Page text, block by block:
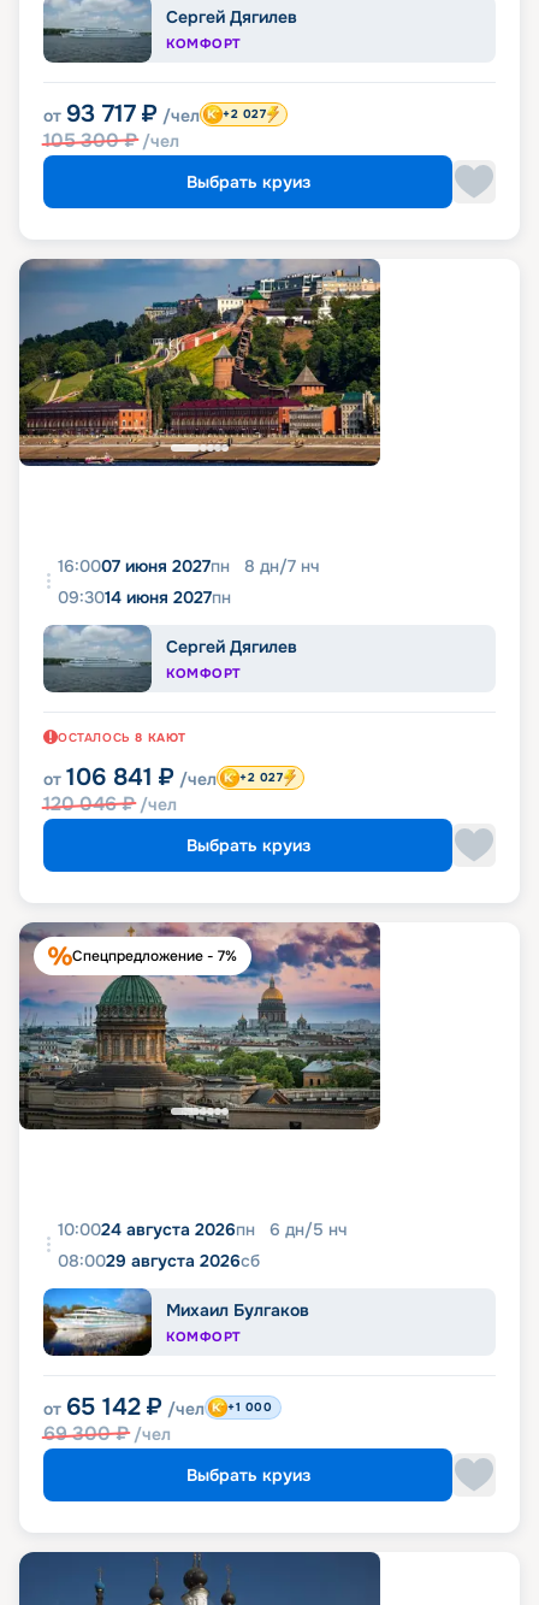
Сергей Дягилев
КОМФОРТ
от 93 717 ₽ /чел
105 300₽ /чел
+2 027
Выбрать круиз
16:0007 июня 2027пн 8 дн/7 нч
09:3014 июня 2027пн
Сергей Дягилев
КОМФОРТ
ОСТАЛОСЬ 8 КАЮТ
от 106 841 ₽ /чел
120 046₽ /чел
+2 027
Выбрать круиз
Спецпредложение - 7%
10:0024 августа 2026пн 6 дн/5 нч
08:0029 августа 2026сб
Михаил Булгаков
КОМФОРТ
от 65 142 ₽ /чел
69 300₽ /чел
+1 000
Выбрать круиз